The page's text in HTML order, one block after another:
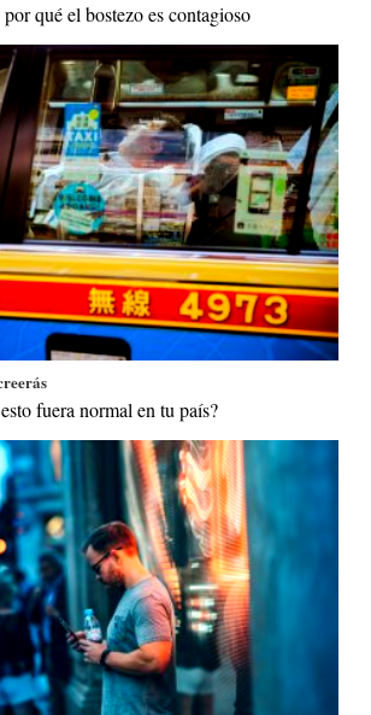
qué el bostezo es contagioso
fuera normal en tu país?